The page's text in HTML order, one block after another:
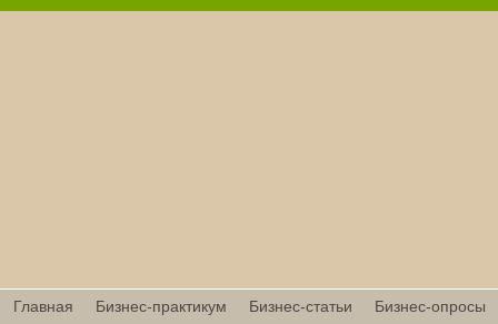
Главная Бизнес-практикум Бизнес-статьи
Бизнес-опросы